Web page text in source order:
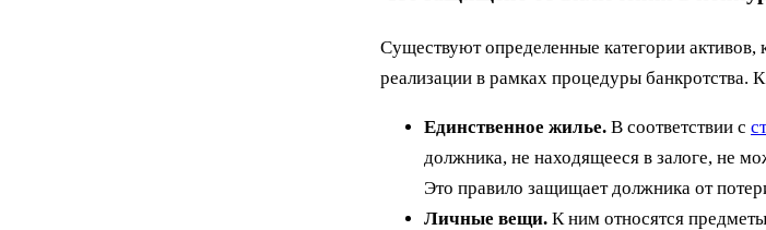
Существуют определенные категории
реализации в рамках процедуры банкротства.
Единственное жилье. В соответствии с
должника, не находящееся в залоге, не
Это правило защищает должника от
Личные вещи. К ним относятся